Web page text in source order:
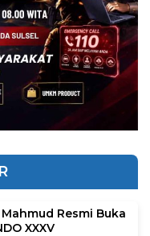
Resmi Buka
XXXV